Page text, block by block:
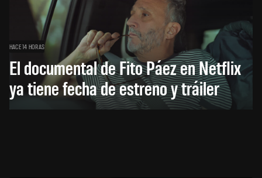
HACE 14 HORAS
El documental de Fito Páez en Netflix
ya tiene fecha de estreno y tráiler